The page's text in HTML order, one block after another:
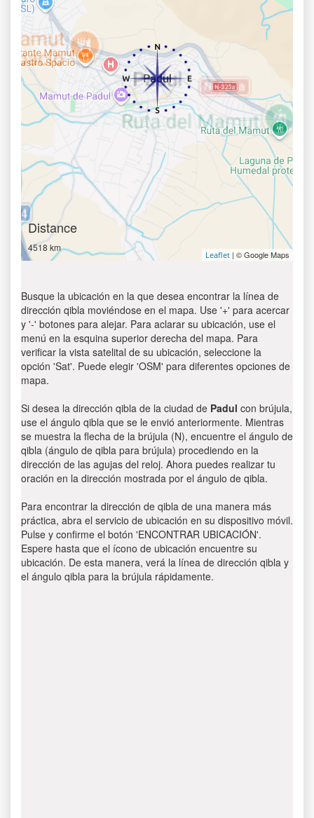
Distance
4518 km
Leaflet | © Google Maps
Busque la ubicación en la que desea encontrar la línea de
dirección qibla moviéndose en el mapa. Use '+' para acercar
y '-' botones para alejar. Para aclarar su ubicación, use el
menú en la esquina superior derecha del mapa. Para
verificar la vista satelital de su ubicación, seleccione la
opción 'Sat'. Puede elegir 'OSM' para diferentes opciones de
mapa.
Si desea la dirección qibla de la ciudad de Padul con brújula,
use el ángulo qibla que se le envió anteriormente. Mientras
se muestra la flecha de la brújula (N), encuentre el ángulo de
qibla (ángulo de qibla para brújula) procediendo en la
dirección de las agujas del reloj. Ahora puedes realizar tu
oración en la dirección mostrada por el ángulo de qibla.
Para encontrar la dirección de qibla de una manera más
práctica, abra el servicio de ubicación en su dispositivo móvil.
Pulse y confirme el botón 'ENCONTRAR UBICACIÓN'.
Espere hasta que el ícono de ubicación encuentre su
ubicación. De esta manera, verá la línea de dirección qibla y
el ángulo qibla para la brújula rápidamente.